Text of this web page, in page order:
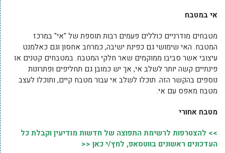
אי במטבח
מטבחים מודרניים כוללים פעמים רבות תוספת של "אי" במרכז
המטבח. האי שימושי גם כפינת ישיבה, כמרחב אחסון וגם כאלמנט
עיצובי אשר סביבו ממוקמים שאר חלקי המטבח. במטבחים קטנים או
פינתיים קשה יותר לשלב אי, אך יש כמובן גם תחליפים ופתרונות
נוספים בהקשר הזה. תוכלו לשלב אי עבור מטבח קיים, ותוכלו לעצב
מטבח מאפס עם אי.
מטבח אחורי
>> להצטרפות לרשימת התפוצה של חדשות מודיעין וקבלת כל
העדכונים ראשונים בווטסאפ, לחץ/י כאן <<